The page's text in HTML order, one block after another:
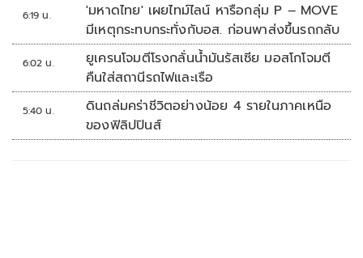
6:19 น.
'มหาดไทย' เผยไทม์ไลน์ หารือกลุ่ม P – MOVE
มีเหตุกระทบกระทั่งกับอส. ก่อนพาส่งขึ้นรถกลับ
6:02 น.
ยูเครนโจมตีโรงกลั่นน้ำมันรัสเซีย มอสโกโจมตี
คืนใส่สถานีรถไฟและเรือ
5:40 น.
ดินถล่มคร่าชีวิตอย่างน้อย 4 รายในภาคเหนือ
ของฟิลิปปินส์